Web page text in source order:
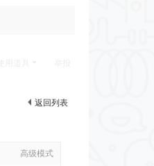
返回列表
高级模式